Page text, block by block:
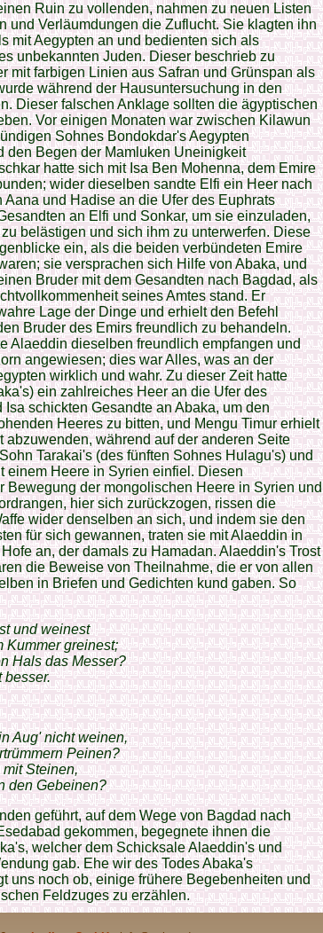
Ruin zu vollenden, nahmen zu neuen Listen
und Verläumdungen die Zuflucht. Sie klagten ihn
mit Aegypten an und bedienten sich als
unbekannten Juden. Dieser beschrieb zu
mit farbigen Linien aus Safran und Grünspan als
während der Hausuntersuchung in den
Dieser falschen Anklage sollten die ägyptischen
Vor einigen Monaten war zwischen Kilawun
Sohnes Bondokdar's Aegypten
den Begen der Mamluken Uneinigkeit
hatte sich mit Isa Ben Mohenna, dem Emire
wider dieselben sandte Elfi ein Heer nach
und Hadise an die Ufer des Euphrats
an Elfi und Sonkar, um sie einzuladen,
belästigen und sich ihm zu unterwerfen. Diese
ein, als die beiden verbündeten Emire
sie versprachen sich Hilfe von Abaka, und
Bruder mit dem Gesandten nach Bagdad, als
seines Amtes stand. Er
Lage der Dinge und erhielt den Befehl
Bruder des Emirs freundlich zu behandeln.
Alaeddin dieselben freundlich empfangen und
angewiesen; dies war Alles, was an der
wirklich und wahr. Zu dieser Zeit hatte
ein zahlreiches Heer an die Ufer des
schickten Gesandte an Abaka, um den
Heeres zu bitten, und Mengu Timur erhielt
abzuwenden, während auf der anderen Seite
Tarakai's (des fünften Sohnes Hulagu's) und
einem Heere in Syrien einfiel. Diesen
Bewegung der mongolischen Heere in Syrien und
hier sich zurückzogen, rissen die
wider denselben an sich, und indem sie den
für sich gewannen, traten sie mit Alaeddin in
an, der damals zu Hamadan. Alaeddin's Trost
die Beweise von Theilnahme, die er von allen
in Briefen und Gedichten kund gaben. So
und weinest
Kummer greinest;
Hals das Messer?
besser.
Aug' nicht weinen,
Peinen?
Steinen,
den Gebeinen?
geführt, auf dem Wege von Bagdad nach
gekommen, begegnete ihnen die
welcher dem Schicksale Alaeddin's und
gab. Ehe wir des Todes Abaka's
uns noch ob, einige frühere Begebenheiten und
Feldzuges zu erzählen.